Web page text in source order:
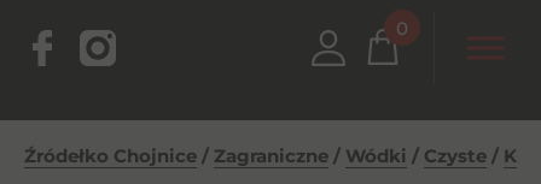
0
Źródełko Chojnice / Zagraniczne / Wódki / Czyste /